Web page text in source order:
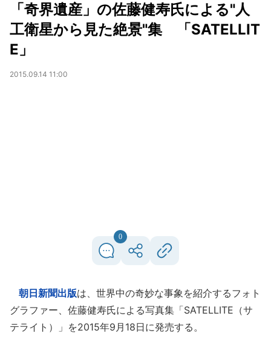
「奇界遺産」の佐藤健寿氏による"人
工衛星から見た絶景"集 「SATELLIT
E」
2015.09.14 11:00
0
朝日新聞出版は、世界中の奇妙な事象を紹介するフォト
グラファー、佐藤健寿氏による写真集「SATELLITE（サ
テライト）」を2015年9月18日に発売する。